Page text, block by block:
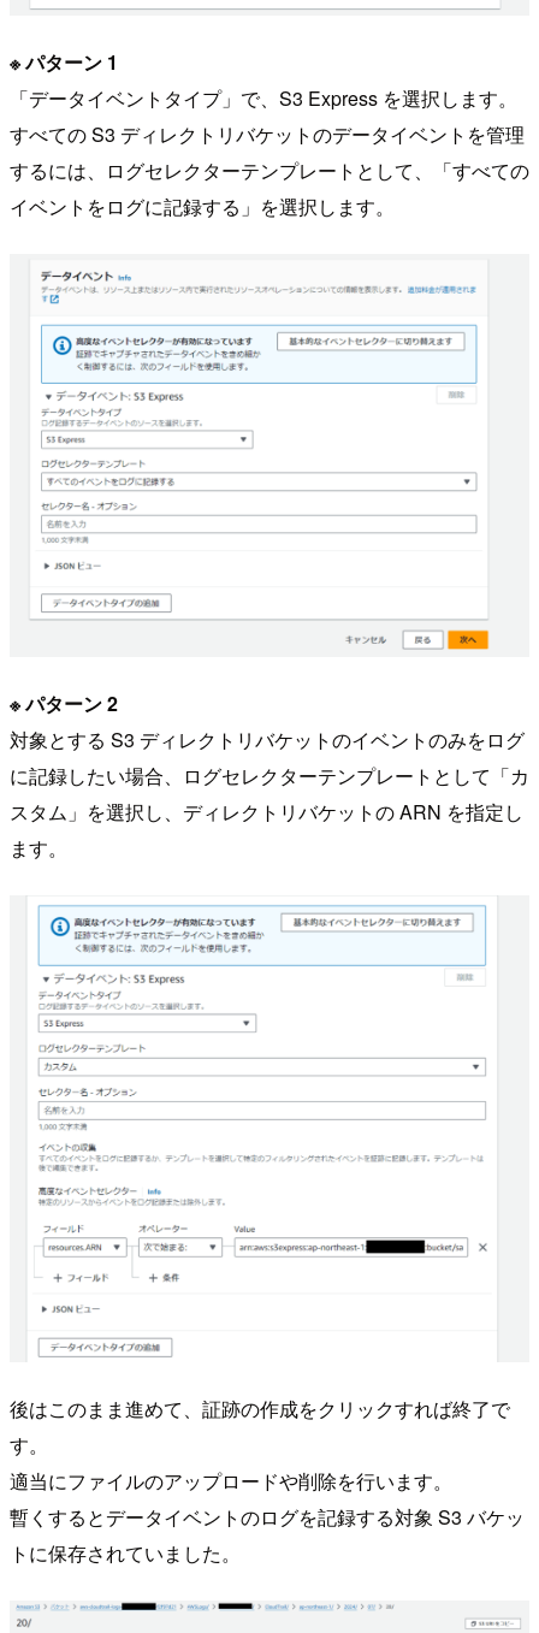
※ パターン 1
「データイベントタイプ」で、S3 Express を選択します。
すべての S3 ディレクトリバケットのデータイベントを管理
するには、ログセレクターテンプレートとして、「すべての
イベントをログに記録する」を選択します。
※ パターン 2
対象とする S3 ディレクトリバケットのイベントのみをログ
に記録したい場合、ログセレクターテンプレートとして「カ
スタム」を選択し、ディレクトリバケットの ARN を指定し
ます。
後はこのまま進めて、証跡の作成をクリックすれば終了で
す。
適当にファイルのアップロードや削除を行います。
暫くするとデータイベントのログを記録する対象 S3 バケッ
トに保存されていました。